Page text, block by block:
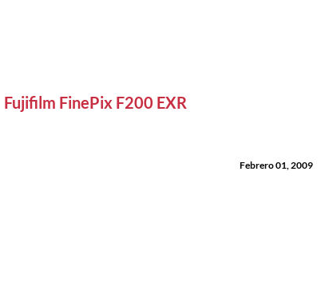
Fujifilm FinePix F200 EXR
Febrero 01, 2009